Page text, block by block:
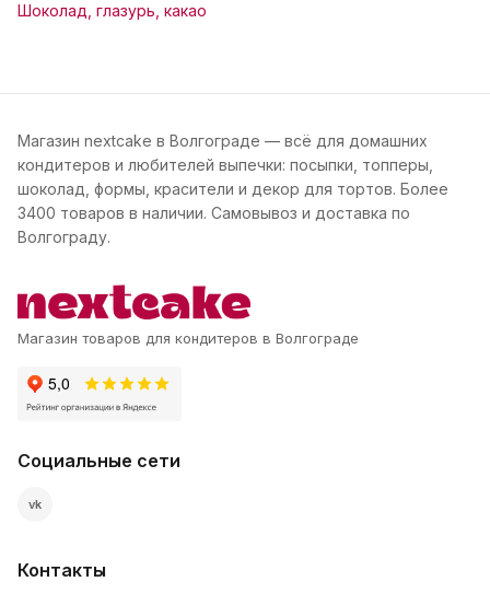
Шоколад, глазурь, какао
Магазин nextcake в Волгограде — всё для домашних
кондитеров и любителей выпечки: посыпки, топперы,
шоколад, формы, красители и декор для тортов. Более
3400 товаров в наличии. Самовывоз и доставка по
Волгограду.
Магазин товаров для кондитеров в Волгограде
Социальные сети
vk
Контакты